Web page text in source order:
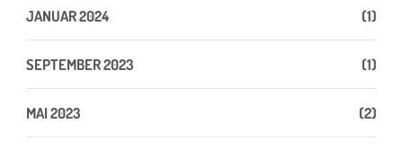
JANUAR 2024 (1)
SEPTEMBER 2023 (1)
MAI 2023 (2)